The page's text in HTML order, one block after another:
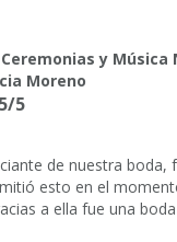
Ceremonias y Música
Moreno
5/5
de nuestra boda,
esto en el
a ella fue una